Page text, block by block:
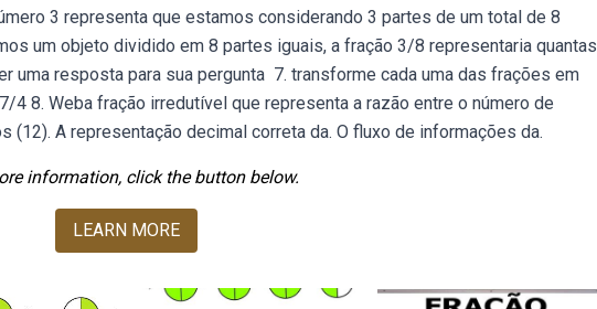
3 representa que estamos considerando 3 partes de um total de 8
um objeto dividido em 8 partes iguais, a fração 3/8 representaria quantas
uma resposta para sua pergunta ️ 7. transforme cada uma das frações em
8. Weba fração irredutível que representa a razão entre o número de
A representação decimal correta da. O fluxo de informações da.
information, click the button below.
LEARN MORE